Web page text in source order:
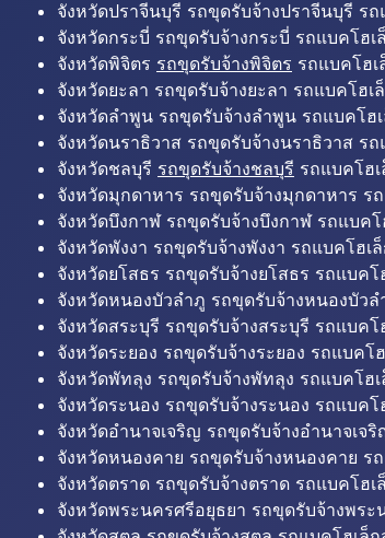
จังหวัดปราจีนบุรี รถขุดรับจ้างปราจีนบุรี ร
จังหวัดกระบี่ รถขุดรับจ้างกระบี่ รถแบคโฮ
จังหวัดพิจิตร รถขุดรับจ้างพิจิตร รถแบคโฮ
จังหวัดยะลา รถขุดรับจ้างยะลา รถแบคโฮ
จังหวัดลำพูน รถขุดรับจ้างลำพูน รถแบคโ
จังหวัดนราธิวาส รถขุดรับจ้างนราธิวาส ร
จังหวัดชลบุรี รถขุดรับจ้างชลบุรี รถแบคโฮ
จังหวัดมุกดาหาร รถขุดรับจ้างมุกดาหาร ร
จังหวัดบึงกาฬ รถขุดรับจ้างบึงกาฬ รถแบค
จังหวัดพังงา รถขุดรับจ้างพังงา รถแบคโฮเ
จังหวัดยโสธร รถขุดรับจ้างยโสธร รถแบค
จังหวัดหนองบัวลำภู รถขุดรับจ้างหนองบัว
จังหวัดสระบุรี รถขุดรับจ้างสระบุรี รถแบค
จังหวัดระยอง รถขุดรับจ้างระยอง รถแบคโ
จังหวัดพัทลุง รถขุดรับจ้างพัทลุง รถแบคโฮ
จังหวัดระนอง รถขุดรับจ้างระนอง รถแบค
จังหวัดอำนาจเจริญ รถขุดรับจ้างอำนาจเจ
จังหวัดหนองคาย รถขุดรับจ้างหนองคาย ร
จังหวัดตราด รถขุดรับจ้างตราด รถแบคโฮ
จังหวัดพระนครศรีอยุธยา รถขุดรับจ้างพร